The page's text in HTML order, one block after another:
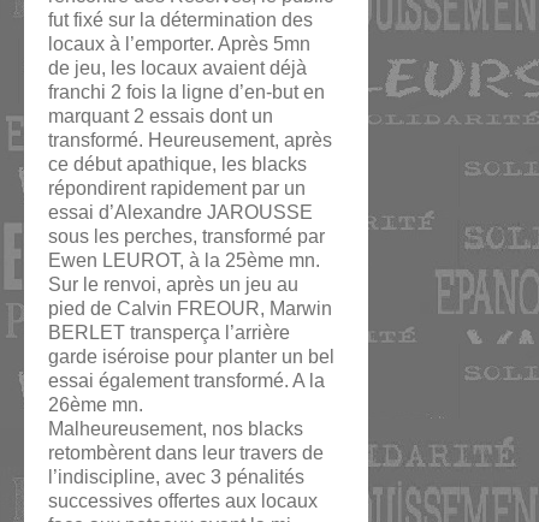
fut fixé sur la détermination des
locaux à l’emporter. Après 5mn
de jeu, les locaux avaient déjà
franchi 2 fois la ligne d’en-but en
marquant 2 essais dont un
transformé. Heureusement, après
ce début apathique, les blacks
répondirent rapidement par un
essai d’Alexandre JAROUSSE
sous les perches, transformé par
Ewen LEUROT, à la 25ème mn.
Sur le renvoi, après un jeu au
pied de Calvin FREOUR, Marwin
BERLET transperça l’arrière
garde iséroise pour planter un bel
essai également transformé. A la
26ème mn.
Malheureusement, nos blacks
retombèrent dans leur travers de
l’indiscipline, avec 3 pénalités
successives offertes aux locaux